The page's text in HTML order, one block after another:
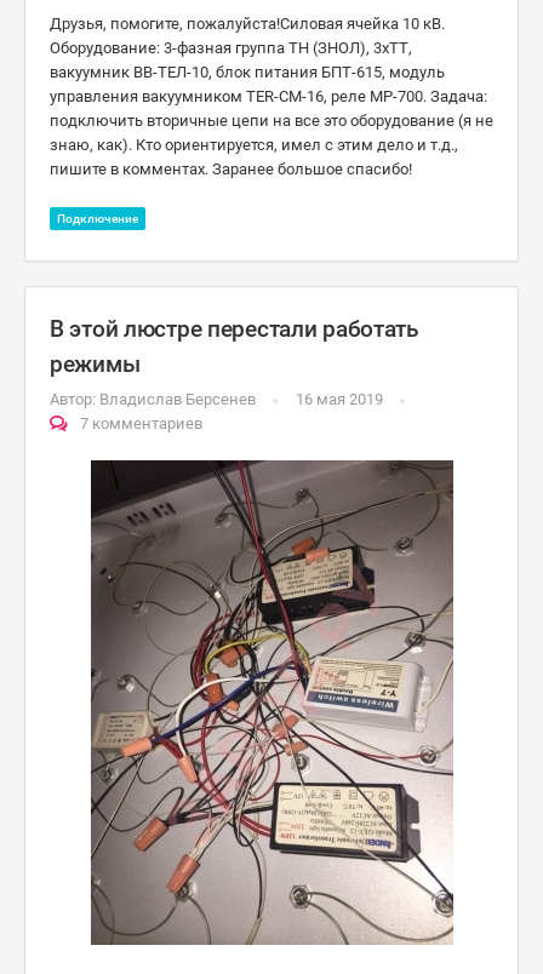
Друзья, помогите, пожалуйста!Силовая ячейка 10 кВ.
Оборудование: 3-фазная группа ТН (ЗНОЛ), 3хТТ,
вакуумник ВВ-ТЕЛ-10, блок питания БПТ-615, модуль
управления вакуумником TER-CM-16, реле МР-700. Задача:
подключить вторичные цепи на все это оборудование (я не
знаю, как). Кто ориентируется, имел с этим дело и т.д.,
пишите в комментах. Заранее большое спасибо!
Подключение
В этой люстре перестали работать
режимы
Автор: Владислав Берсенев
16 мая 2019
7 комментариев